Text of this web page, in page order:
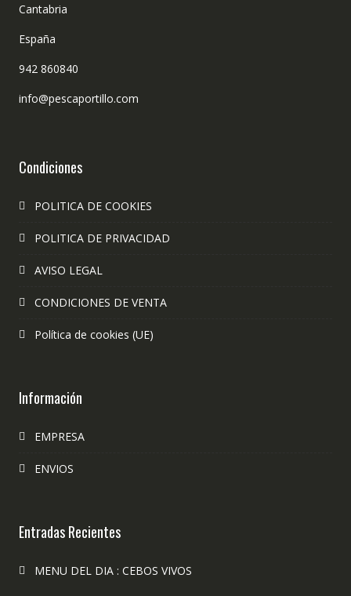
Cantabria
España
942 860840
info@pescaportillo.com
Condiciones
POLITICA DE COOKIES
POLITICA DE PRIVACIDAD
AVISO LEGAL
CONDICIONES DE VENTA
Política de cookies (UE)
Información
EMPRESA
ENVIOS
Entradas Recientes
MENU DEL DIA : CEBOS VIVOS